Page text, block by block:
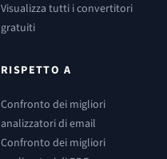
Visualizza tutti i convertitori
gratuiti
RISPETTO A
Confronto dei migliori
analizzatori di email
Confronto dei migliori